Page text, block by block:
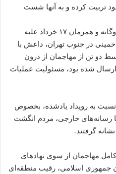
تربیت کرده و به آنها شست
در گیر و دار عملیات تروریستی دوگانه و همزمان ۱۷ خرداد علیه
در جنوب تهران، داعش با
دو تن از مهاجمان از درون
شده بود، مسئولیت عملیات
به رویداد یادشده، بخصوص
رسانه‌های خارجی، مردم انگشت
گرفتند.
مهاجمان از سوی نهادهای
جمهوری اسلامی، رقیب منطقه‌ای